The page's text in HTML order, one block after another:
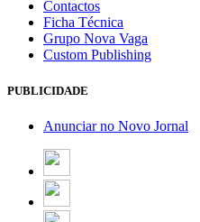
Contactos
Ficha Técnica
Grupo Nova Vaga
Custom Publishing
PUBLICIDADE
Anunciar no Novo Jornal